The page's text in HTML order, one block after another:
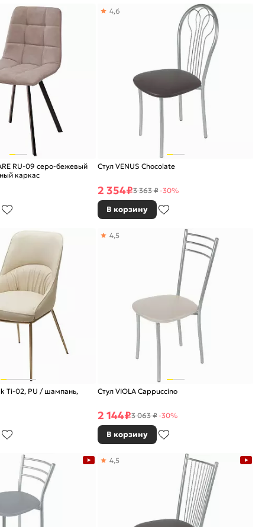
RU-09 серо-бежевый
каркас
Стул VENUS Chocolate
4,6
2 354₽3 363 ₽-30%
В корзину
Ti-02, PU / шампань, Стул VIOLA Cappuccino
4,5
2 144₽3 063 ₽-30%
В корзину
4,5